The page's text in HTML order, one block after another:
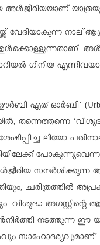
അള്‍ജീരിയയാണ്
വേദിയാകുന്ന നാല്
ഉള്‍ക്കൊള്ളുന്നതാണ്.
ഗിനിയ
എത് ഓര്‍ബി’ (Urbi
തന്നെത്തന്നെ
ലിയോ
സന്ദര്‍ശിക്കുന്ന
ചരിത്രത്തില്‍
വിശുദ്ധ അഗസ്റ്റിന്റെ
നടത്തുന്ന ഈ